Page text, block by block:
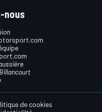
nous
de cookies